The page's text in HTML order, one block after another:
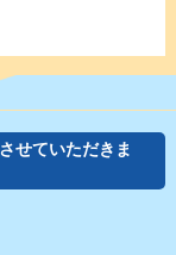
せていただきま